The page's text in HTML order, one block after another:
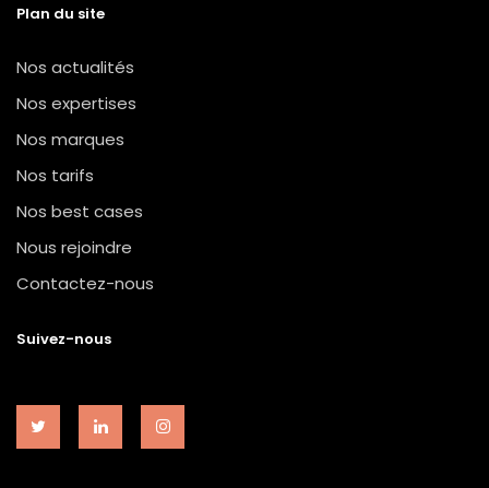
Plan du site
Nos actualités
Nos expertises
Nos marques
Nos tarifs
Nos best cases
Nous rejoindre
Contactez-nous
Suivez-nous